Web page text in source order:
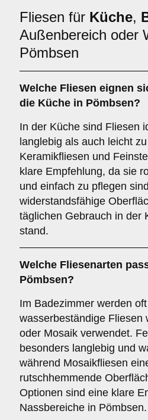
Fliesen für Küche,
Außenbereich oder
Pömbsen
Welche Fliesen eignen
die Küche in Pömbsen?
In der Küche sind Fliesen
langlebig als auch leicht
Keramikfliesen und
klare Empfehlung, da sie
und einfach zu pflegen
widerstandsfähige
täglichen Gebrauch in der
stand.
Welche Fliesenarten
Pömbsen?
Im Badezimmer werden
wasserbeständige Fliesen
oder Mosaik verwendet.
besonders langlebig und
während Mosaikfliesen
rutschhemmende
Optionen sind eine klare
Nassbereiche in Pömbsen.